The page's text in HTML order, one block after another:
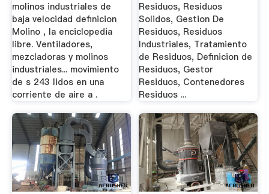
molinos industriales de
baja velocidad definicion
Molino , la enciclopedia
libre. Ventiladores,
mezcladoras y molinos
industriales... movimiento
de s 243 lidos en una
corriente de aire a .
Residuos, Residuos
Solidos, Gestion De
Residuos, Residuos
Industriales, Tratamiento
de Residuos, Definicion de
Residuos, Gestor
Residuos, Contenedores
Residuos ...